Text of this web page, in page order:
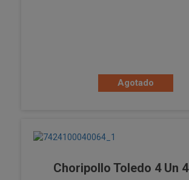
Agotado
Choripollo Toledo 4 Un